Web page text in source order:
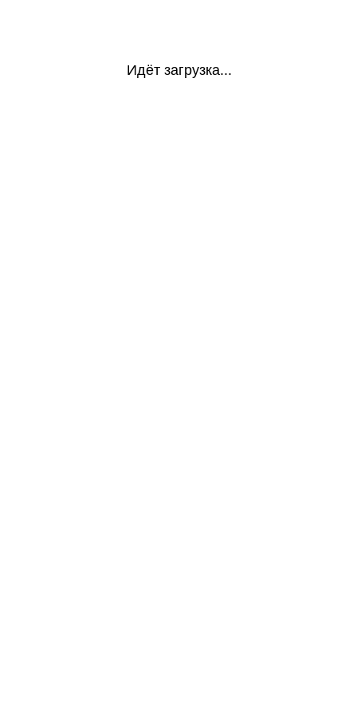
Идёт загрузка...